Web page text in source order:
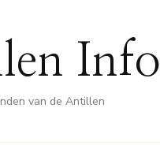
Info
van de Antillen